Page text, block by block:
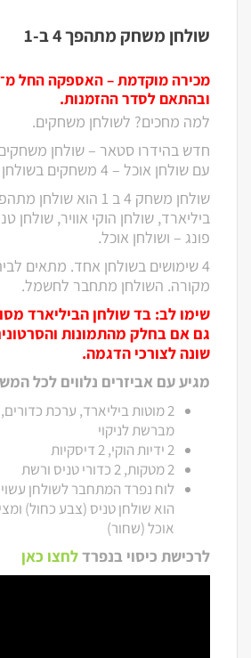
שולחן משחק מתהפך 4 ב-1
ובהתאם לסדר ההזמנות.
למה מחכים? לשולחן משחקים.
חדש בהידרו סטאר – שולחן
עם שולחן אוכל – 4 משחקים בשולחן אחד.
שולחן משחק 4 ב 1 הוא
ביליארד, שולחן הוקי אוויר, שולחן
פונג – ושולחן אוכל.
4 שימושים בשולחן אחד. מתאים
מקורה. השולחן מתחבר לחשמל.
שימו לב: בד שולחן הביליארד
גם אם בחלק מהתמונות
שונה לצורכי הדגמה.
מגיע עם אביזרים נלווים לכל
מברשת לניקוי
2 ידיות הוקי, 2 דיסקיות
2 מטקות, 2 כדורי טניס ורשת
הוא שולחן טניס (צבע כחול)
אוכל (שחור)
לרכישת כיסוי בנפרדלחצו כאן